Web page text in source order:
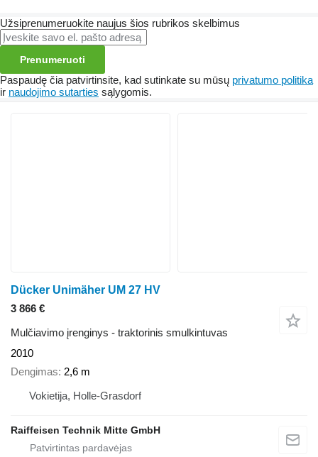
Užsiprenumeruokite naujus šios rubrikos skelbimus
Prenumeruoti
Paspaudę čia patvirtinsite, kad sutinkate su mūsų privatumo politika
ir naudojimo sutarties sąlygomis.
Dücker Unimäher UM 27 HV
3 866 €
Mulčiavimo įrenginys - traktorinis smulkintuvas
2010
Dengimas 2,6 m
Vokietija, Holle-Grasdorf
Raiffeisen Technik Mitte GmbH